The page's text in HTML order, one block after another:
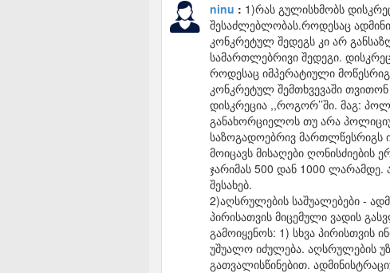
ninu
1)რას გულისხმობს
შესაძლებლობას.როდესაც
კონკრეტულ შედეგს კი არ
სამართლებრივი შედეგი.
როდესაც იმპერატიული
კონკრეტულ შემთხვევაში
დისკრეცია ,,როგორ’’ში. მაგ:
განახორციელოს თუ არა
საზოგადოებრივ მართლწესრიგს
მოიცავს მისაღები ღონისძიების
ჯარიმას 500 დან 1000 ლარამდე.
შესახებ.
2)აღსრულების საშუალებები -
პირისათვის მიცემული ვადის
გამოიყენოს: 1) სხვა პირისთვის
უშუალო იძულება. აღსრულების
გათვალისწინებით.